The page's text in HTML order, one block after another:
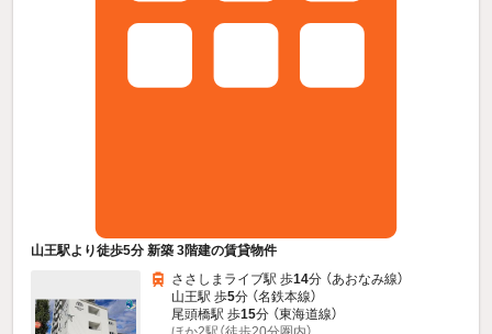
山王駅より徒歩5分 新築 3階建の賃貸物件
ささしまライブ駅 歩14分 （あおなみ線）
山王駅 歩5分 （名鉄本線）
尾頭橋駅 歩15分 （東海道線）